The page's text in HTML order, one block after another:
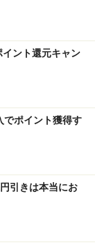
ント還元キャン
でポイント獲得す
引きは本当にお